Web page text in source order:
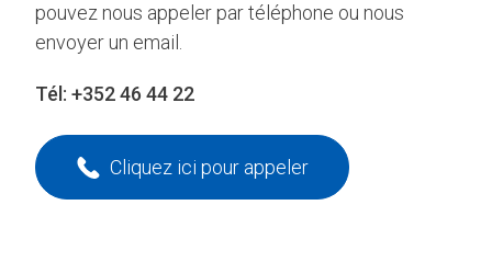
pouvez nous appeler par téléphone ou nous
envoyer un email.
Tél: +352 46 44 22
Cliquez ici pour appeler